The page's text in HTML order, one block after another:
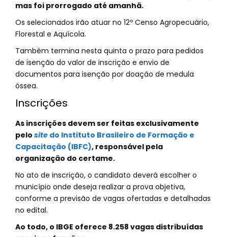
mas foi prorrogado até amanhã.
Os selecionados irão atuar no 12º Censo Agropecuário,
Florestal e Aquícola.
Também termina nesta quinta o prazo para pedidos
de isenção do valor de inscrição e envio de
documentos para isenção por doação de medula
óssea.
Inscrições
As inscrições devem ser feitas exclusivamente
pelo site do Instituto Brasileiro de Formação e
Capacitação (IBFC), responsável pela
organização do certame.
No ato de inscrição, o candidato deverá escolher o
município onde deseja realizar a prova objetiva,
conforme a previsão de vagas ofertadas e detalhadas
no edital.
Ao todo, o IBGE oferece 8.258 vagas distribuídas